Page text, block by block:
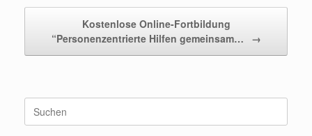
Kostenlose Online-Fortbildung
“Personenzentrierte Hilfen gemeinsam…
→
Suchen
nach: